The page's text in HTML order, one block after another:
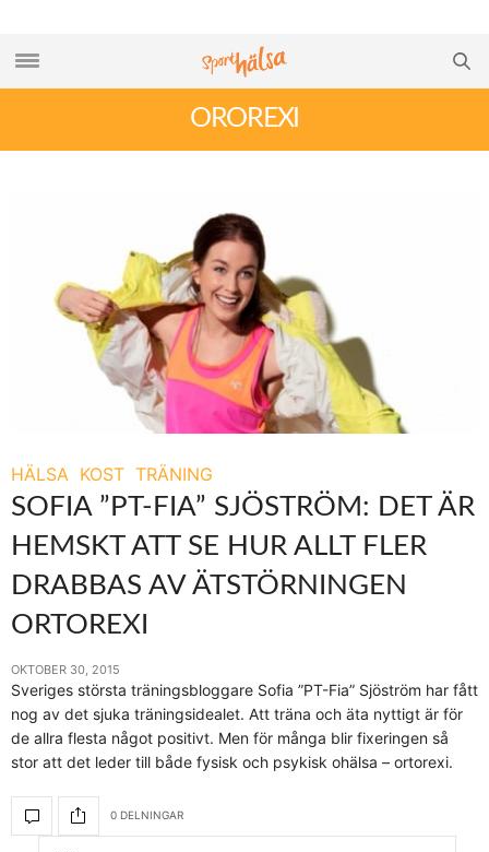
OROREXI
HÄLSA KOST TRÄNING
SOFIA ”PT-FIA” SJÖSTRÖM: DET ÄR
HEMSKT ATT SE HUR ALLT FLER
DRABBAS AV ÄTSTÖRNINGEN
ORTOREXI
OKTOBER 30, 2015
Sveriges största träningsbloggare Sofia ”PT-Fia” Sjöström har fått
nog av det sjuka träningsidealet. Att träna och äta nyttigt är för
de allra flesta något positivt. Men för många blir fixeringen så
stor att det leder till både fysisk och psykisk ohälsa – ortorexi.
0 DELNINGAR